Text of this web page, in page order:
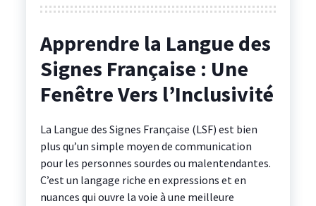
Apprendre la Langue des
Signes Française : Une
Fenêtre Vers l’Inclusivité
La Langue des Signes Française (LSF) est bien
plus qu’un simple moyen de communication
pour les personnes sourdes ou malentendantes.
C’est un langage riche en expressions et en
nuances qui ouvre la voie à une meilleure